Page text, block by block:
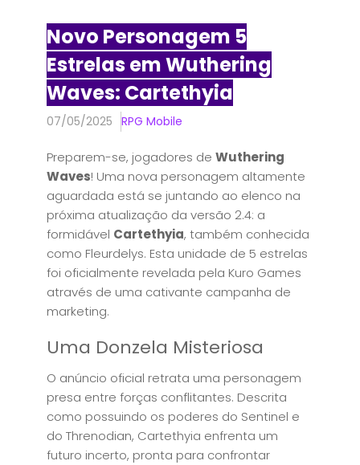
Novo Personagem 5
Estrelas em Wuthering
Waves: Cartethyia
07/05/2025 RPG Mobile
Preparem-se, jogadores de Wuthering
Waves! Uma nova personagem altamente
aguardada está se juntando ao elenco na
próxima atualização da versão 2.4: a
formidável Cartethyia, também conhecida
como Fleurdelys. Esta unidade de 5 estrelas
foi oficialmente revelada pela Kuro Games
através de uma cativante campanha de
marketing.
Uma Donzela Misteriosa
O anúncio oficial retrata uma personagem
presa entre forças conflitantes. Descrita
como possuindo os poderes do Sentinel e
do Threnodian, Cartethyia enfrenta um
futuro incerto, pronta para confrontar